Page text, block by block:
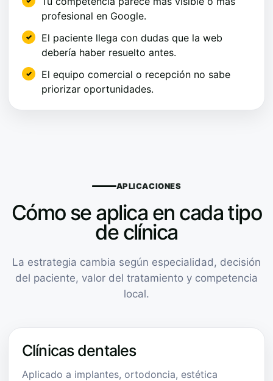
profesional en Google.
El paciente llega con dudas que la web
debería haber resuelto antes.
El equipo comercial o recepción no sabe
priorizar oportunidades.
APLICACIONES
Cómo se aplica en cada tipo
de clínica
La estrategia cambia según especialidad, decisión
del paciente, valor del tratamiento y competencia
local.
Clínicas dentales
Aplicado a implantes, ortodoncia, estética